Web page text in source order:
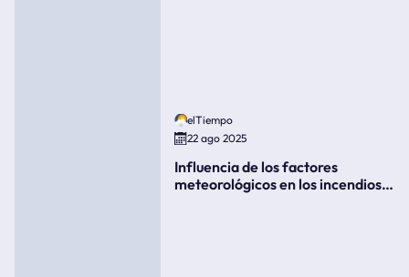
elTiempo
22 ago 2025
Influencia de los factores
meteorológicos en los incendios